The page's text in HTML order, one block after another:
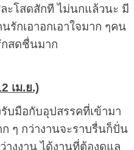
ะโสดสักที ไม่นกแล้วนะ มี
กเอาอกเอาใจมาก ๆคน
สดชื่นมาก
เม.ย.)
บมือกับอุปสรรคที่เข้ามา
ๆ กว่างานจะราบรื่นก็ปั่น
างงาน ได้งานที่ต้องดูแล